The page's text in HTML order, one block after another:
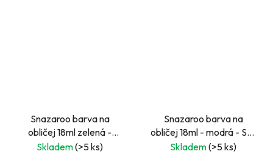
Snazaroo barva na
obličej 18ml zelená -
Bright Green
Skladem(>5 ks)
Snazaroo barva na
obličej 18ml - modrá - Sky
Blue
Skladem(>5 ks)